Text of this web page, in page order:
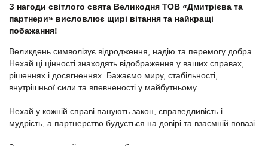
З нагоди світлого свята Великодня ТОВ «Дмитрієва та
партнери» висловлює щирі вітання та найкращі
побажання!
Великдень символізує відродження, надію та перемогу добра.
Нехай ці цінності знаходять відображення у ваших справах,
рішеннях і досягненнях. Бажаємо миру, стабільності,
внутрішньої сили та впевненості у майбутньому.
Нехай у кожній справі панують закон, справедливість і
мудрість, а партнерство будується на довірі та взаємній повазі.